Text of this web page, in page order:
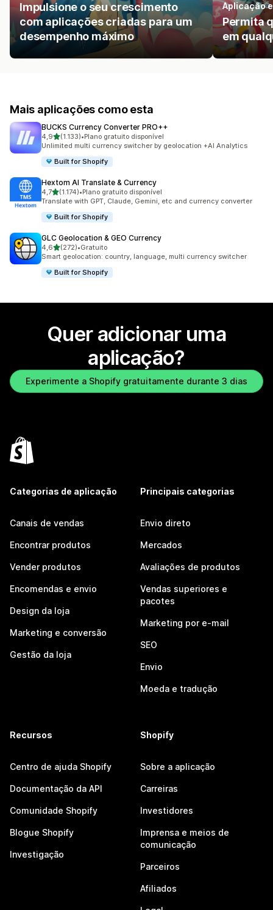
Impulsione o seu crescimento
com aplicações criadas para um
desempenho máximo
Aplicação
Permita
em
Mais aplicações como esta
BUCKS Currency Converter PRO++
4,9de 5 estrelas
(1.133)
1133 total de avaliações
•Plano gratuito disponível
Unlimited multi currency switcher by geolocation +AI Analytics
Built for Shopify
Hextom AI Translate & Currency
4,7de 5 estrelas
(1.174)
1174 total de avaliações
•Plano gratuito disponível
Translate with GPT, Claude, Gemini, etc and currency converter
Built for Shopify
GLC Geolocation & GEO Currency
4,6de 5 estrelas
(272)
272 total de avaliações
•Gratuito
Smart geolocation: country, language, multi currency switcher
Built for Shopify
Quer adicionar uma
aplicação?
Experimente a Shopify gratuitamente durante 3 dias
Categorias de aplicação
Canais de vendas
Encontrar produtos
Vender produtos
Encomendas e envio
Design da loja
Marketing e conversão
Gestão da loja
Principais categorias
Envio direto
Mercados
Avaliações de produtos
Vendas superiores e
pacotes
Marketing por e-mail
SEO
Envio
Moeda e tradução
Recursos
Centro de ajuda Shopify
Documentação da API
Comunidade Shopify
Blogue Shopify
Investigação
Shopify
Sobre a aplicação
Carreiras
Investidores
Imprensa e meios de
comunicação
Parceiros
Afiliados